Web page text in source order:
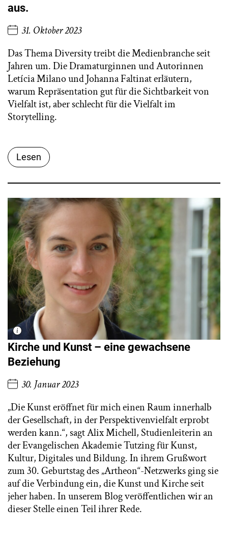
aus.
31. Oktober 2023
Das Thema Diversity treibt die Medienbranche seit
Jahren um. Die Dramaturginnen und Autorinnen
Letícia Milano und Johanna Faltinat erläutern,
warum Repräsentation gut für die Sichtbarkeit von
Vielfalt ist, aber schlecht für die Vielfalt im
Storytelling.
Lesen
Kirche und Kunst – eine gewachsene
Beziehung
30. Januar 2023
„Die Kunst eröffnet für mich einen Raum innerhalb
der Gesellschaft, in der Perspektivenvielfalt erprobt
werden kann.“, sagt Alix Michell, Studienleiterin an
der Evangelischen Akademie Tutzing für Kunst,
Kultur, Digitales und Bildung. In ihrem Grußwort
zum 30. Geburtstag des „Artheon“-Netzwerks ging sie
auf die Verbindung ein, die Kunst und Kirche seit
jeher haben. In unserem Blog veröffentlichen wir an
dieser Stelle einen Teil ihrer Rede.